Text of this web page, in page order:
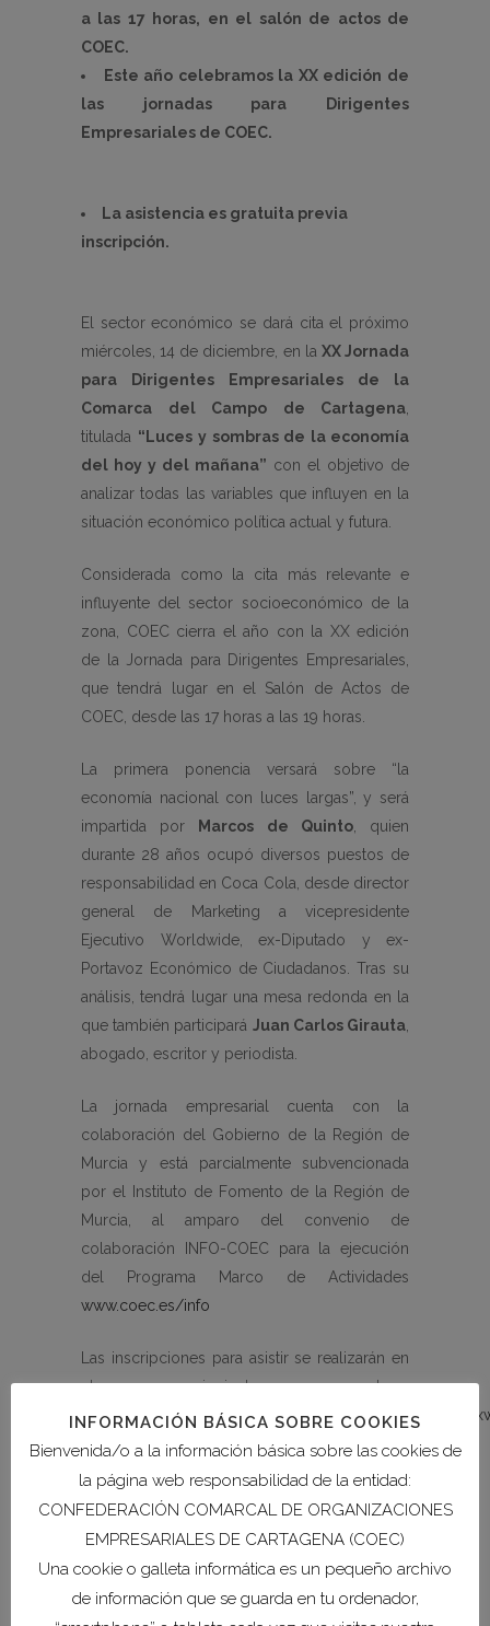
a las 17 horas, en el salón de actos de
COEC.
Este año celebramos la XX edición de
las jornadas para Dirigentes
Empresariales de COEC.
La asistencia es gratuita previa
inscripción.
El sector económico se dará cita el próximo
miércoles, 14 de diciembre, en la XX Jornada
para Dirigentes Empresariales
de la
Comarca del Campo de Cartagena
titulada “Luces y sombras de la economía
del hoy y del mañana” con el objetivo de
analizar todas las variables que influyen en la
situación económico política actual y futura.
Considerada como la cita más relevante e
influyente del sector socioeconómico de la
zona, COEC cierra el año con la XX edición
de la Jornada para Dirigentes Empresariales,
que tendrá lugar en el Salón de Actos de
COEC, desde las 17 horas a las 19 horas.
La primera ponencia versará sobre “la
economía nacional con luces largas”, y será
impartida por
Marcos de Quinto, quien
durante 28 años ocupó diversos puestos de
responsabilidad en Coca Cola, desde director
general de Marketing a vicepresidente
Ejecutivo Worldwide, ex-Diputado y ex-
Portavoz Económico de Ciudadanos. Tras su
análisis, tendrá lugar una mesa redonda en la
que también participará Juan Carlos Girauta
abogado, escritor y periodista.
La jornada empresarial cuenta con la
colaboración del Gobierno de la Región de
Murcia y está parcialmente subvencionada
por el Instituto de Fomento de la Región de
Murcia, al amparo del convenio de
colaboración INFO-COEC para la ejecución
del Programa Marco de Actividades
www.coec.es/info
Las inscripciones para asistir se realizarán en
el siguiente enlace:
https://docs.google.com/forms/d/
INFORMACIÓN BÁSICA SOBRE COOKIES
Bienvenida/o a la información básica sobre las cookies de
la página web responsabilidad de la entidad:
CONFEDERACIÓN COMARCAL DE ORGANIZACIONES
EMPRESARIALES DE CARTAGENA (COEC)
Una cookie o galleta informática es un pequeño archivo
de información que se guarda en tu ordenador,